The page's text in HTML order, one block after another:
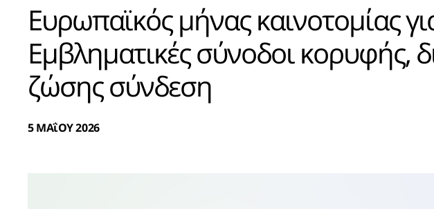
Ευρωπαϊκός μήνας καινοτομίας
Εμβληματικές σύνοδοι κορυφής,
ζώσης σύνδεση
5 ΜΑΐΟΥ 2026